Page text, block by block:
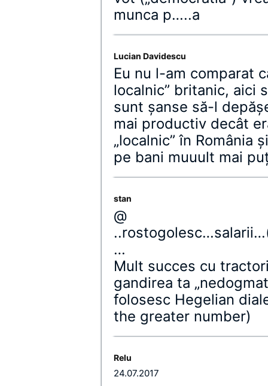
munca p…..a
Lucian Davidescu
Eu nu l-am comparat
localnic” britanic, aici
sunt șanse să-l
mai productiv decât
„localnic” în România
pe bani muuult mai
stan
@
…
Mult succes cu
gandirea ta
folosesc Hegelian
the greater number)
Relu
24.07.2017